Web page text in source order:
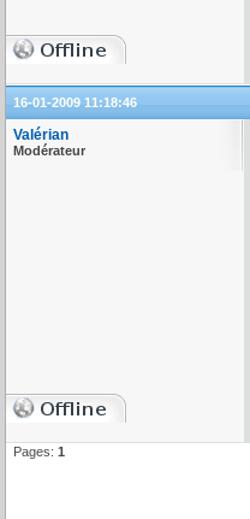
16-01-2009 11:18:46
Valérian
Modérateur
Pages: 1